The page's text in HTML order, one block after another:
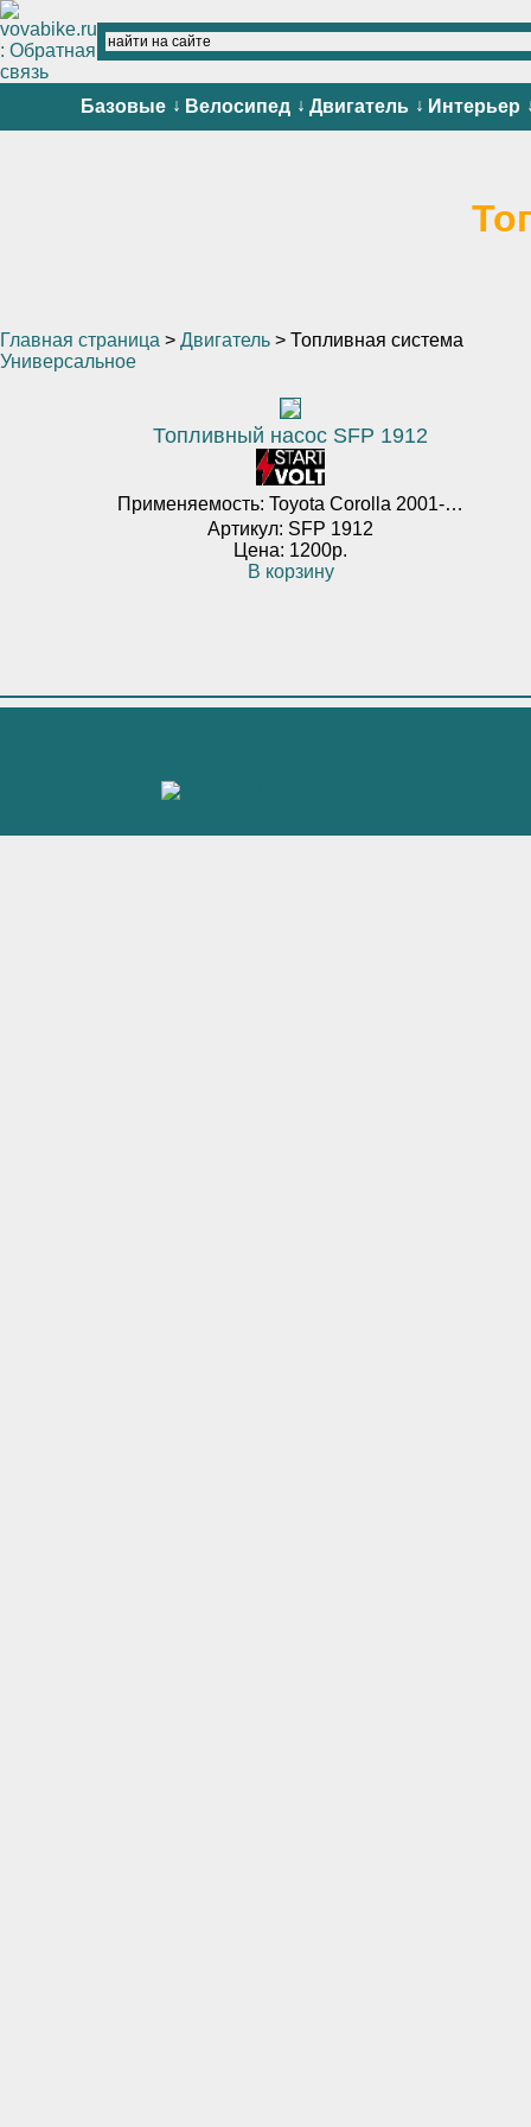
Базовые ↓ Велосипед ↓ Двигатель ↓ Интерьер
Главная страница > Двигатель > Топливная система
Универсальное
Топливный насос SFP 1912
Применяемость: Toyota Corolla 2001-…
Артикул: SFP 1912
Цена: 1200р.
В корзину